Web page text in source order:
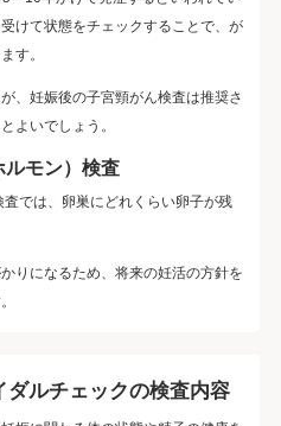
けて状態をチェックすることで、が
す。
、妊娠後の子宮頸がん検査は推奨さ
よいでしょう。
ルモン）検査
では、卵巣にどれくらい卵子が残
りになるため、将来の妊活の方針を
ダルチェックの検査内容